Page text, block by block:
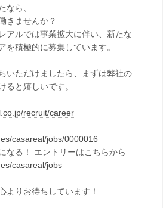
なら、
きませんか？
アルでは事業拡大に伴い、新たな
を積極的に募集しています。
いただけましたら、まずは弊社の
ると嬉しいです。
recruit/career
casareal/jobs/0000016
なる！ エントリーはこちらから
casareal/jobs
よりお待ちしています！